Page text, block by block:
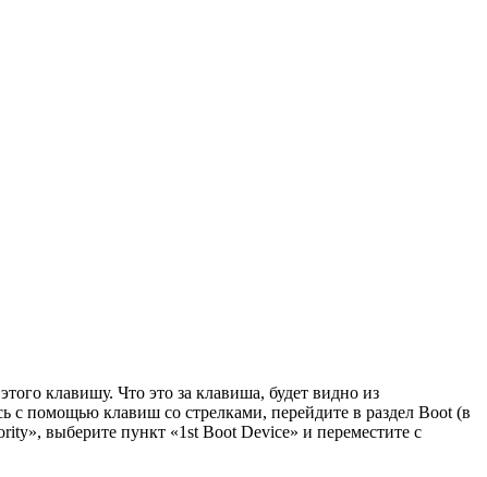
клавишу. Что это за клавиша, будет видно из
с помощью клавиш со стрелками, перейдите в раздел Boot (в
выберите пункт «1st Boot Device» и переместите с